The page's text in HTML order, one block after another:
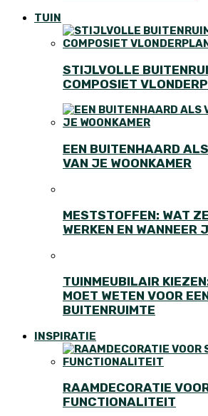
TUIN
STIJLVOLLE
COMPOSIET
EEN BUITENHAARD
VAN JE WOONKAMER
MESTSTOFFEN: WAT
WERKEN EN WANNEER
TUINMEUBILAIR
MOET WETEN VOOR
BUITENRUIMTE
INSPIRATIE
RAAMDECORATIE
FUNCTIONALITEIT